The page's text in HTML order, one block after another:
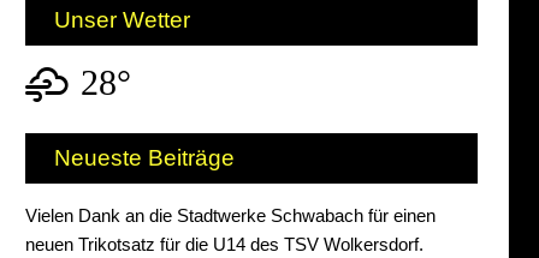
Unser Wetter
28°
Neueste Beiträge
Vielen Dank an die Stadtwerke Schwabach für einen
neuen Trikotsatz für die U14 des TSV Wolkersdorf.